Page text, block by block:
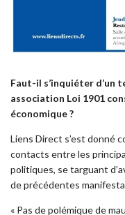
Faut-il s’inquiéter d’un
association Loi 1901
économique ?
Liens Direct s’est donné
contacts entre les
politiques, se targuant
de précédentes
« Pas de polémique de